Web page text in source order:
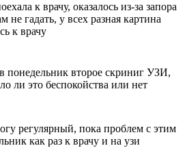
к врачу, оказалось из-за запора
не гадать, у всех разная картина
к врачу
понедельник второе скриниг УЗИ,
ли это беспокойства или нет
регулярный, пока проблем с этим
как раз к врачу и на узи